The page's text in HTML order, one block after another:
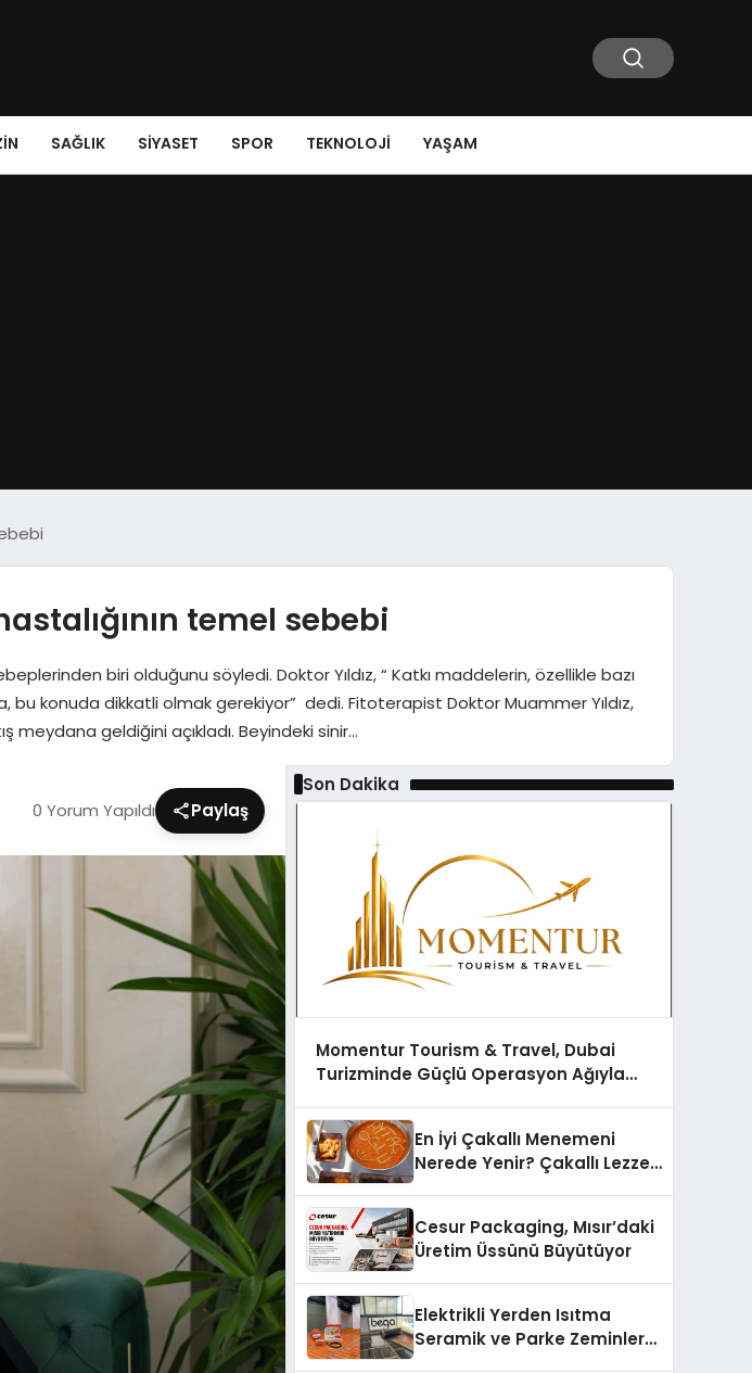
SAĞLIK SIYASET SPOR TEKNOLOJI YAŞAM
temel sebebi
biri olduğunu söyledi. Doktor Yıldız, “ Katkı maddelerin, özellikle bazı
konuda dikkatli olmak gerekiyor” dedi. Fitoterapist Doktor Muammer Yıldız,
meydana geldiğini açıkladı. Beyindeki sinir…
0 Yorum Yapıldı Paylaş
Son Dakika
Momentur Tourism & Travel, Dubai
Turizminde Güçlü Operasyon Ağıyla
En İyi Çakallı Menemeni
Nerede Yenir? Çakallı Lezzet
Cesur Packaging, Mısır’daki
Üretim Üssünü Büyütüyor
Elektrikli Yerden Isıtma
Seramik ve Parke Zeminler